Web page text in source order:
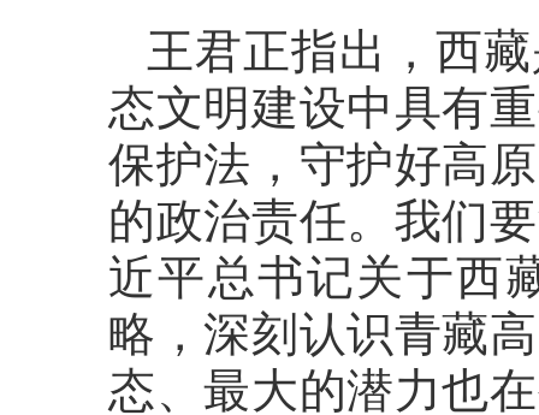
王君正指出，西
态文明建设中具有
保护法，守护好高
的政治责任。我们
近平总书记关于西
略，深刻认识青藏
态、最大的潜力也